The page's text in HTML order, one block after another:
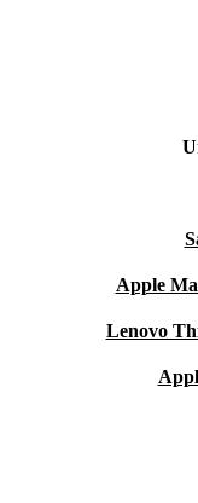
Apple
Lenovo